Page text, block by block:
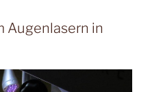
Augenlasern in